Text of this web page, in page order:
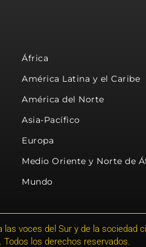
África
América Latina y el Caribe
América del Norte
Asia-Pacífico
Europa
Medio Oriente y Norte de
Mundo
voces del Sur y de la sociedad
los derechos reservados.